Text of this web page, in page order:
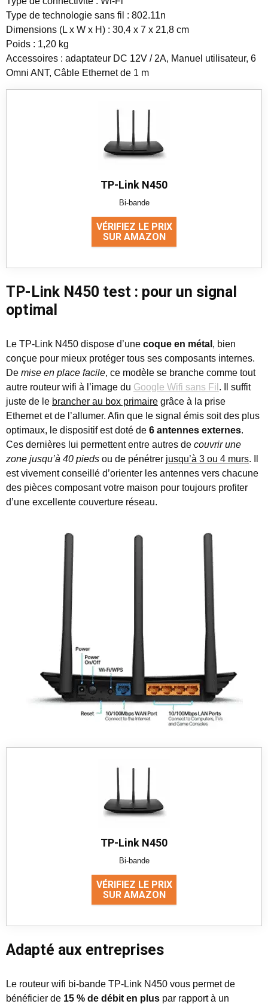
Type de technologie sans fil : 802.11n
Dimensions (L x W x H) : 30,4 x 7 x 21,8 cm
Poids : 1,20 kg
Accessoires : adaptateur DC 12V / 2A, Manuel utilisateur, 6
Omni ANT, Câble Ethernet de 1 m
TP-Link N450
Bi-bande
VÉRIFIEZ LE PRIX
SUR AMAZON
TP-Link N450 test : pour un signal
optimal
Le TP-Link N450 dispose d’une coque en métal , bien
conçue pour mieux protéger tous ses composants internes.
De mise en place facile, ce modèle se branche comme tout
autre routeur wifi à l’image du Google Wifi sans Fil . Il suffit
juste de le brancher au box primaire grâce à la prise
Ethernet et de l’allumer. Afin que le signal émis soit des plus
optimaux, le dispositif est doté de 6 antennes externes.
Ces dernières lui permettent entre autres de couvrir une
zone jusqu’à 40 pieds ou de pénétrer jusqu’à 3 ou 4 murs. Il
est vivement conseillé d’orienter les antennes vers chacune
des pièces composant votre maison pour toujours profiter
d’une excellente couverture réseau.
TP-Link N450
Bi-bande
VÉRIFIEZ LE PRIX
SUR AMAZON
Adapté aux entreprises
Le routeur wifi bi-bande TP-Link N450 vous permet de
bénéficier de 15 % de débit en plus par rapport à un